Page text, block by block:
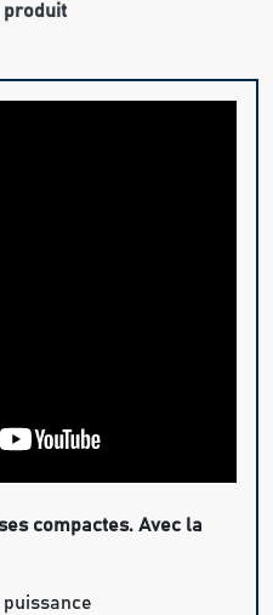
produit
compactes. Avec la